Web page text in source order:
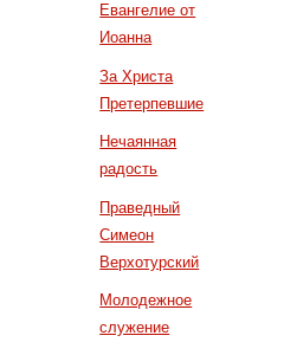
Евангелие от
Иоанна
За Христа
Претерпевшие
Нечаянная
радость
Праведный
Симеон
Верхотурский
Молодежное
служение